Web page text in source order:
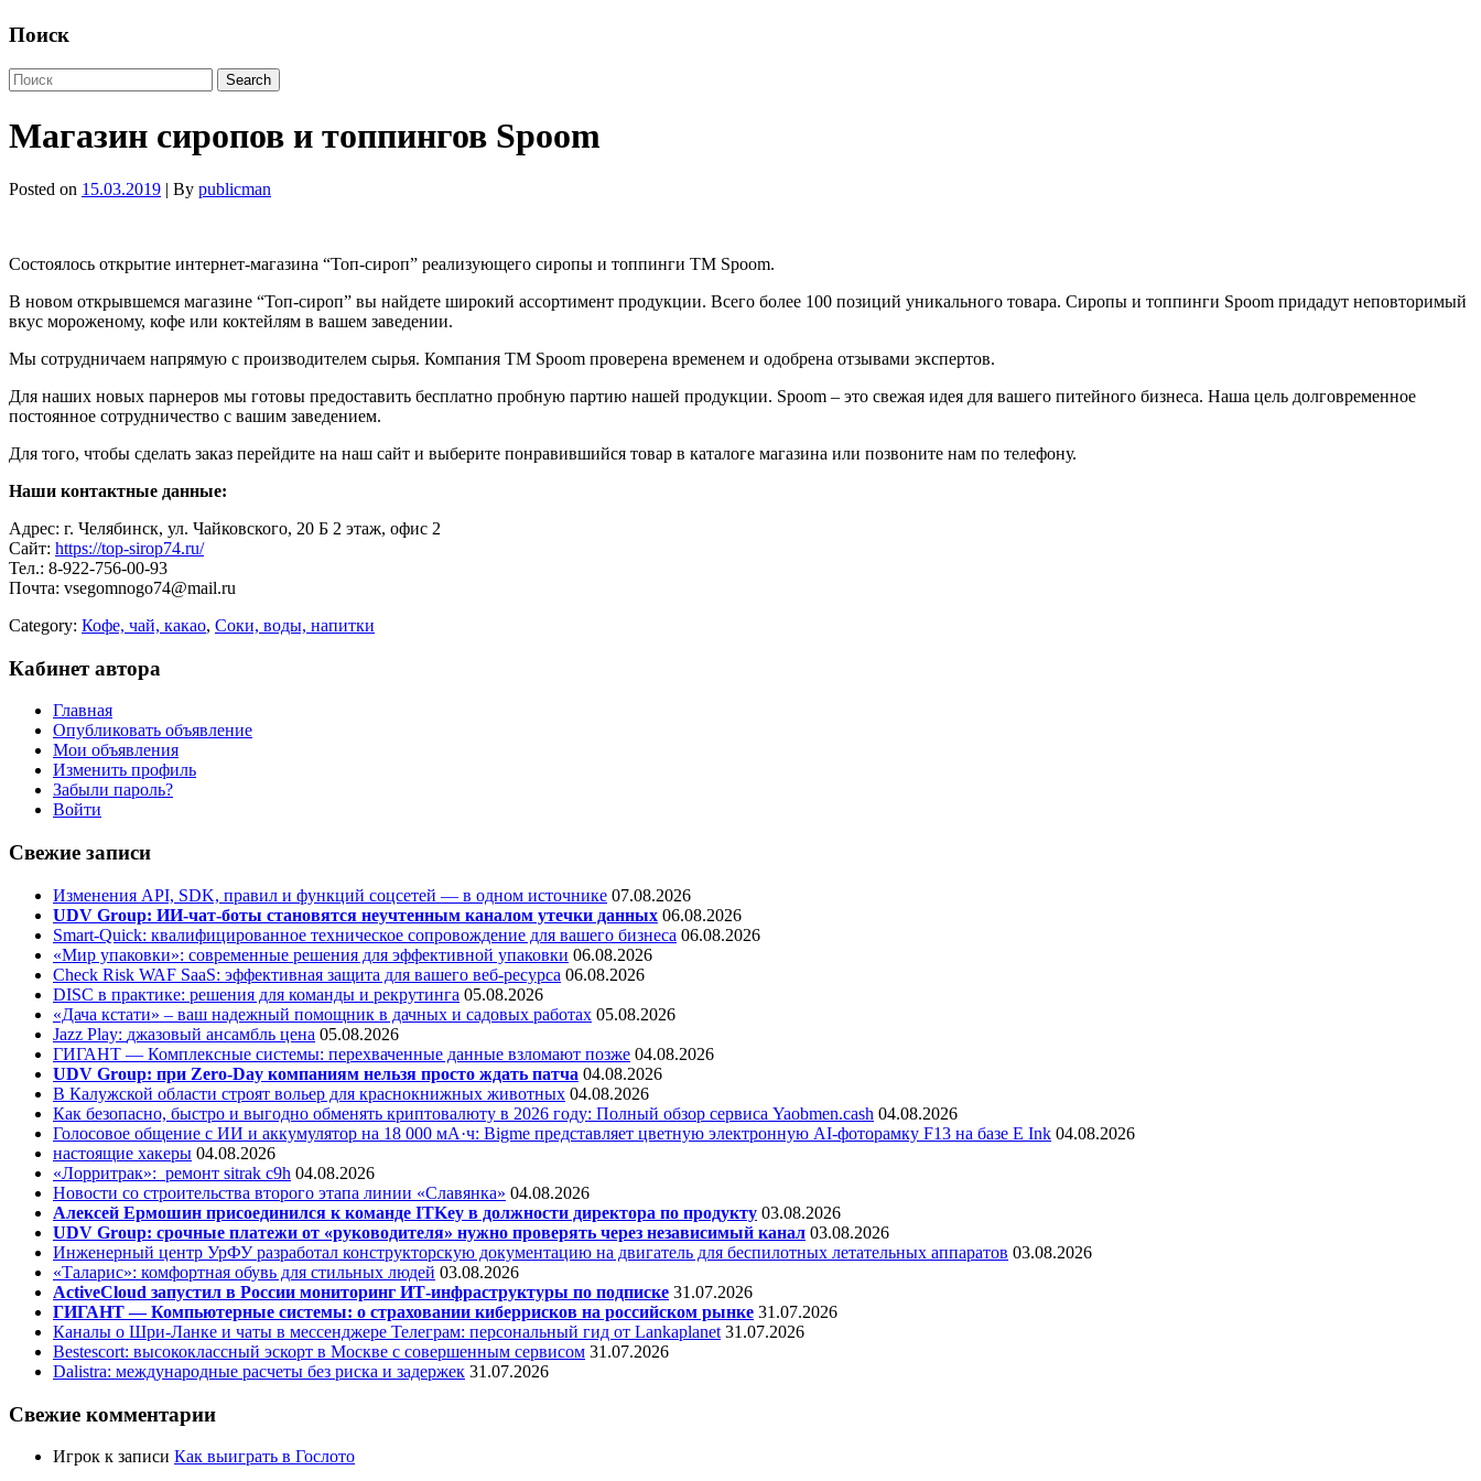
Поиск
Магазин сиропов и топпингов Spoom
Posted on 15.03.2019 | By publicman
Состоялось открытие интернет-магазина “Топ-сироп” реализующего сиропы и топпинги TM Spoom.
В новом открывшемся магазине “Топ-сироп” вы найдете широкий ассортимент продукции. Всего более 100 позиций уникального товара. Сиропы и топпинги Spoom придадут неповторимый
вкус мороженому, кофе или коктейлям в вашем заведении.
Мы сотрудничаем напрямую с производителем сырья. Компания TM Spoom проверена временем и одобрена отзывами экспертов.
Для наших новых парнеров мы готовы предоставить бесплатно пробную партию нашей продукции. Spoom – это свежая идея для вашего питейного бизнеса. Наша цель долговременное
постоянное сотрудничество с вашим заведением.
Для того, чтобы сделать заказ перейдите на наш сайт и выберите понравившийся товар в каталоге магазина или позвоните нам по телефону.
Наши контактные данные:
Адрес: г. Челябинск, ул. Чайковского, 20 Б 2 этаж, офис 2
Сайт: https://top-sirop74.ru/
Тел.: 8-922-756-00-93
Почта: vsegomnogo74@mail.ru
Category: Кофе, чай, какао, Соки, воды, напитки
Кабинет автора
Главная
Опубликовать объявление
Мои объявления
Изменить профиль
Забыли пароль?
Войти
Свежие записи
Изменения API, SDK, правил и функций соцсетей — в одном источнике 07.08.2026
UDV Group: ИИ-чат-боты становятся неучтенным каналом утечки данных 06.08.2026
Smart-Quick: квалифицированное техническое сопровождение для вашего бизнеса 06.08.2026
«Мир упаковки»: современные решения для эффективной упаковки 06.08.2026
Check Risk WAF SaaS: эффективная защита для вашего веб-ресурса 06.08.2026
DISC в практике: решения для команды и рекрутинга 05.08.2026
«Дача кстати» – ваш надежный помощник в дачных и садовых работах 05.08.2026
Jazz Play: джазовый ансамбль цена 05.08.2026
ГИГАНТ — Комплексные системы: перехваченные данные взломают позже 04.08.2026
UDV Group: при Zero-Day компаниям нельзя просто ждать патча 04.08.2026
В Калужской области строят вольер для краснокнижных животных 04.08.2026
Как безопасно, быстро и выгодно обменять криптовалюту в 2026 году: Полный обзор сервиса Yaobmen.cash 04.08.2026
Голосовое общение с ИИ и аккумулятор на 18 000 мА·ч: Bigme представляет цветную электронную AI-фоторамку F13 на базе E Ink 04.08.2026
настоящие хакеры 04.08.2026
«Лорритрак»: ремонт sitrak c9h 04.08.2026
Новости со строительства второго этапа линии «Славянка» 04.08.2026
Алексей Ермошин присоединился к команде ITKey в должности директора по продукту 03.08.2026
UDV Group: срочные платежи от «руководителя» нужно проверять через независимый канал 03.08.2026
Инженерный центр УрФУ разработал конструкторскую документацию на двигатель для беспилотных летательных аппаратов 03.08.2026
«Таларис»: комфортная обувь для стильных людей 03.08.2026
ActiveCloud запустил в России мониторинг ИТ-инфраструктуры по подписке 31.07.2026
ГИГАНТ — Компьютерные системы: о страховании киберрисков на российском рынке 31.07.2026
Каналы о Шри-Ланке и чаты в мессенджере Телеграм: персональный гид от Lankaplanet 31.07.2026
Bestescort: высококлассный эскорт в Москве с совершенным сервисом 31.07.2026
Dalistra: международные расчеты без риска и задержек 31.07.2026
Свежие комментарии
Игрок к записи Как выиграть в Гослото